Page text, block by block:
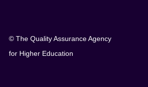
© The Quality Assurance Agency
for Higher Education